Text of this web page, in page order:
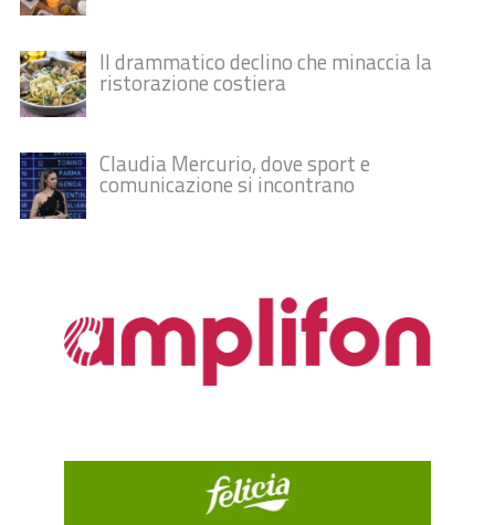
Il drammatico declino che minaccia la
ristorazione costiera
Claudia Mercurio, dove sport e
comunicazione si incontrano